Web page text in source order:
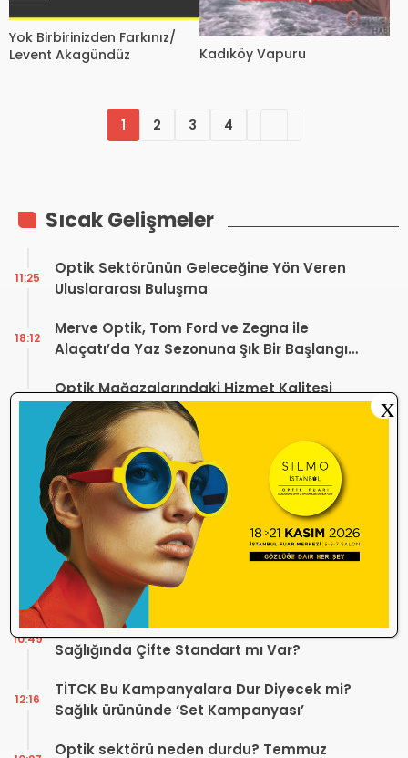
Yok Birbirinizden Farkınız/
Levent Akagündüz
Kadıköy Vapuru
1 2 3 4
Sıcak Gelişmeler
Optik Sektörünün Geleceğine Yön Veren
Uluslararası Buluşma
11:25
Merve Optik, Tom Ford ve Zegna ile
Alaçatı’da Yaz Sezonuna Şık Bir Başlangıç ​​
18:12
Optik Mağazalarındaki Hizmet Kalitesi
Mercek Altında! Görüşünüz Sektörün
Geleceğini Şekillendirebilir
18:06
Yönetmelik Tartışmalarına TOGB’dan
Açıklama! Yeni Hüküm Yok, Teknik
Düzenleme Var
Danıştay’dan TOGB’ye İki Kritik Karar!
Atilla Karip’in Açtığı Davalarda Yürütmeyi
Durdurma Kararı
Bir günde 150 bin kişi okudu! Optik sektörü
neden konuşuyor?
Sosyal Medya Bu Soruyu Soruyor! Göz
Sağlığında Çifte Standart mı Var?
10:49
TİTCK Bu Kampanyalara Dur Diyecek mi?
Sağlık ürününde ‘Set Kampanyası’
12:16
Optik sektörü neden durdu? Temmuz
X